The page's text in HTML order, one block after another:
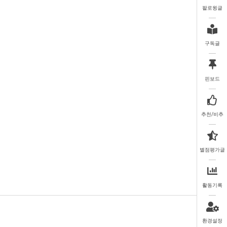
팔로윙글
구독글
핀보드
추천/비추
별점평가글
활동기록
환경설정